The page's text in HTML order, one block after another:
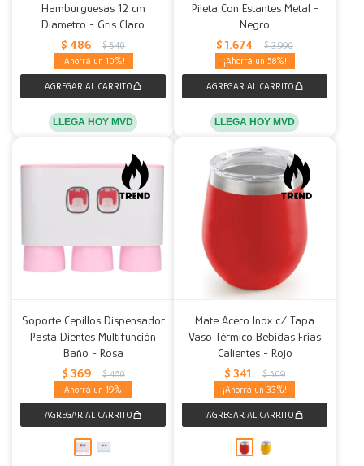
Hamburguesas 12 cm
Diametro - Gris Claro
$ 486 $ 540
10
LLEGA HOY MVD
Pileta Con Estantes Metal -
Negro
$ 1.674 $ 3.990
58
LLEGA HOY MVD
Soporte Cepillos Dispensador
Pasta Dientes Multifunción
Baño - Rosa
$ 369 $ 460
19
Mate Acero Inox c/ Tapa
Vaso Térmico Bebidas Frías
Calientes - Rojo
$ 341 $ 509
33